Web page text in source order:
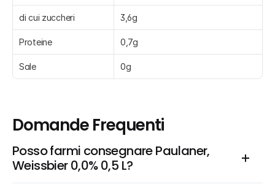
di cui zuccheri 3,6g
Proteine 0,7g
Sale 0g
Domande Frequenti
Posso farmi consegnare Paulaner,
Weissbier 0,0% 0,5 L?